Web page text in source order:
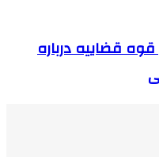
قضاییه درباره